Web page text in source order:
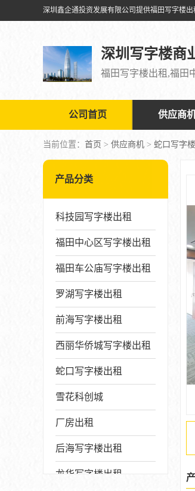
深圳写字楼商
公司首页 供应商
当前位置： 首页 > 供应商机 > 蛇口写字
产品分类
科技园写字楼出租
福田中心区写字楼出租
福田车公庙写字楼出租
罗湖写字楼出租
前海写字楼出租
西丽华侨城写字楼出租
蛇口写字楼出租
雪花科创城
厂房出租
后海写字楼出租
龙华写字楼出租